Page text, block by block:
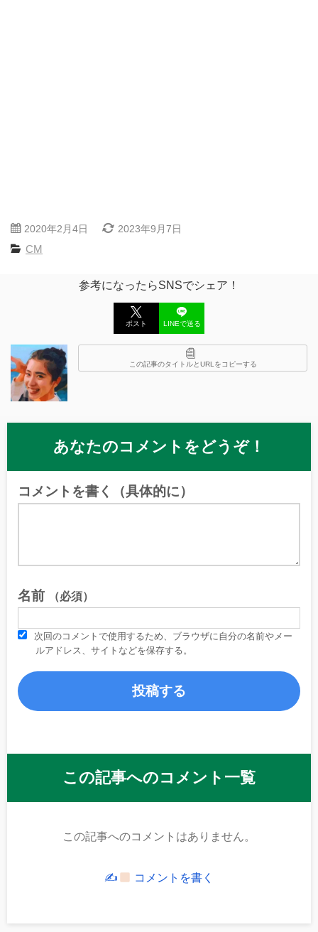
2020年2月4日 2023年9月7日
CM
参考になったらSNSでシェア！
ポスト LINEで送る
この記事のタイトルとURLをコピーする
あなたのコメントをどうぞ！
コメントを書く（具体的に）
名前 （必須）
次回のコメントで使用するため、ブラウザに自分の名前やメー
ルアドレス、サイトなどを保存する。
この記事へのコメント一覧
この記事へのコメントはありません。
✍ コメントを書く